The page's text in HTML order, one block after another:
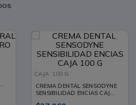
CAJA 100 G
CREMA DENTAL SENSODYNE
SENSIBILIDAD ENCIAS CAJA